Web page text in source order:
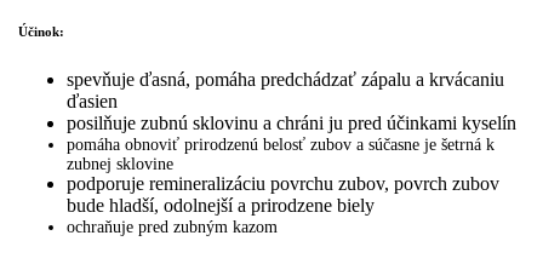
Účinok:
spevňuje ďasná, pomáha predchádzať zápalu a krvácaniu
ďasien
posilňuje zubnú sklovinu a chráni ju pred účinkami kyselín
pomáha obnoviť prirodzenú belosť zubov a súčasne je šetrná k
zubnej sklovine
podporuje remineralizáciu povrchu zubov, povrch zubov
bude hladší, odolnejší a prirodzene biely
ochraňuje pred zubným kazom